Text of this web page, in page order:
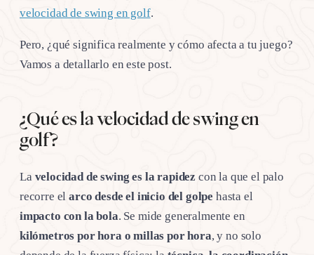
velocidad de swing en golf.
Pero, ¿qué significa realmente y cómo afecta a tu juego?
Vamos a detallarlo en este post.
¿Qué es la velocidad de swing en
golf?
La velocidad de swing es la rapidez con la que el palo
recorre elarco desde el inicio del golpe hasta el
impacto con la bola. Se mide generalmente en
kilómetros por hora o millas por hora, y no solo